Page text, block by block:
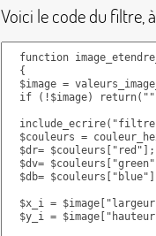
Voici le code du filtre,